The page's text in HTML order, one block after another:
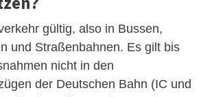
gültig, also in Bussen,
und Straßenbahnen. Es gilt bis
nicht in den
der Deutschen Bahn (IC und